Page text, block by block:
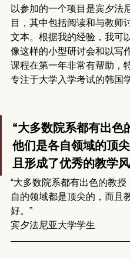
以参加的一个项目是宾夕法
目，其中包括阅读和与教师
文本。根据我的经验，我可
像这样的小型研讨会和以写
课程在第一年非常有帮助，
专注于大学入学考试的韩国
“大多数院系都有出色
他们是各自领域的顶
且形成了优秀的教学
“大多数院系都有出色的教授
自的领域都是顶尖的，而且
好。”
宾夕法尼亚大学学生